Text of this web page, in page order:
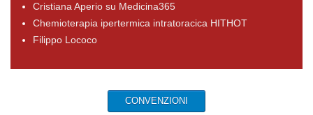
Cristiana Aperio su Medicina365
Chemioterapia ipertermica intratoracica HITHOT
Filippo Lococo
CONVENZIONI